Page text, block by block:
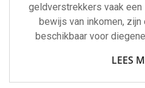
geldverstrekkers vaak
bewijs van inkomen,
beschikbaar voor
LEES